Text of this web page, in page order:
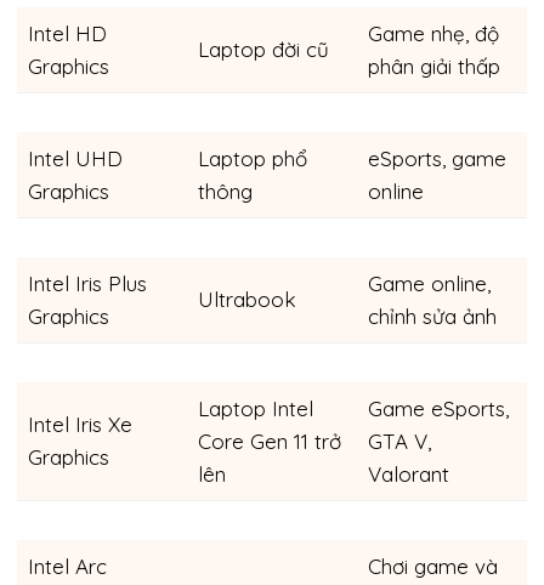
Intel HD
Graphics
Laptop đời cũ
Game nhẹ, độ
phân giải thấp
Intel UHD
Graphics
Laptop phổ
thông
eSports, game
online
Intel Iris Plus
Graphics
Ultrabook
Game online,
chỉnh sửa ảnh
Intel Iris Xe
Graphics
Laptop Intel
Core Gen 11 trở
lên
Game eSports,
GTA V,
Valorant
Intel Arc
Chơi game và